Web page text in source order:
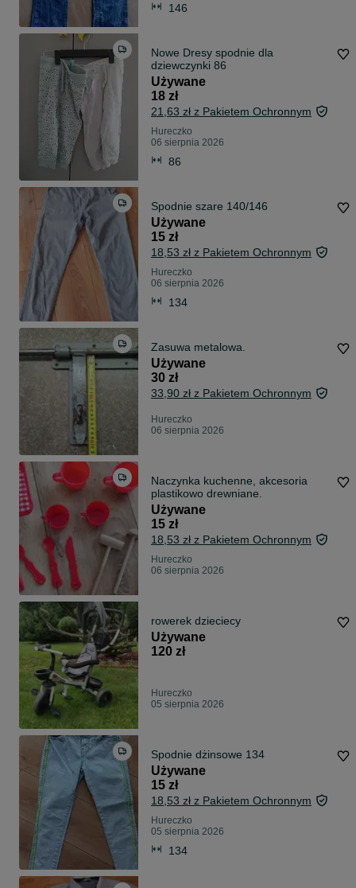
146
Nowe Dresy spodnie dla
dziewczynki 86
Używane
18 zł
21,63 zł z Pakietem Ochronnym
Hureczko
06 sierpnia 2026
86
Spodnie szare 140/146
Używane
15 zł
18,53 zł z Pakietem Ochronnym
Hureczko
06 sierpnia 2026
134
Zasuwa metalowa.
Używane
30 zł
33,90 zł z Pakietem Ochronnym
Hureczko
06 sierpnia 2026
Naczynka kuchenne, akcesoria
plastikowo drewniane.
Używane
15 zł
18,53 zł z Pakietem Ochronnym
Hureczko
06 sierpnia 2026
rowerek dzieciecy
Używane
120 zł
Hureczko
05 sierpnia 2026
Spodnie dżinsowe 134
Używane
15 zł
18,53 zł z Pakietem Ochronnym
Hureczko
05 sierpnia 2026
134